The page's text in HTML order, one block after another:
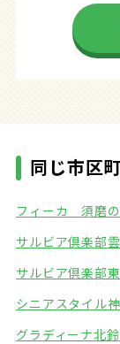
同じ市区
フィーカ 須磨
サルビア倶楽部
サルビア倶楽部
シニアスタイル
グラディーナ北